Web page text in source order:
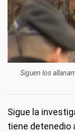
Siguen los
Sigue la
tiene detenedio